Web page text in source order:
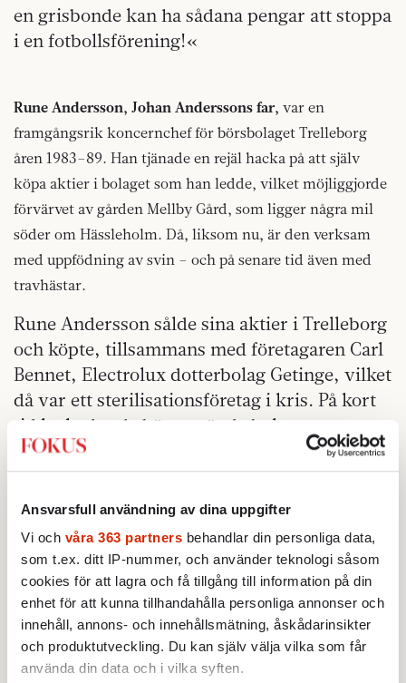
Ansvarsfull användning av dina uppgifter
Vi och våra 363 partners behandlar din personliga data,
som t.ex. ditt IP-nummer, och använder teknologi såsom
cookies för att lagra och få tillgång till information på din
enhet för att kunna tillhandahålla personliga annonser och
innehåll, annons- och innehållsmätning, åskådarinsikter
och produktutveckling. Du kan själv välja vilka som får
använda din data och i vilka syften.
en grisbonde kan ha sådana pengar att stoppa
i en fotbollsförening!«
Rune Andersson, Johan Anderssons far, var en
framgångsrik koncernchef för börsbolaget Trelleborg
åren 1983–89. Han tjänade en rejäl hacka på att själv
köpa aktier i bolaget som han ledde, vilket möjliggjorde
förvärvet av gården Mellby Gård, som ligger några mil
söder om Hässleholm. Då, liksom nu, är den verksam
med uppfödning av svin – och på senare tid även med
travhästar.
Rune Andersson sålde sina aktier i Trelleborg
och köpte, tillsammans med företagaren Carl
Bennet, Electrolux dotterbolag Getinge, vilket
då var ett sterilisationsföretag i kris. På kort
tid lyckades de bägge vända bolagets
problem till lönsamhet.
att gå skilda vägar. Det var också då Mellby
Gård utkristalliserades som familjeföretag,
sedan man även förvärvat hälften av
hustillverkaren Älvsbyhus och
maskinhandelsföretaget Söderberg & Haak.
På 90-talet gjordes en rad ytterligare förvärv